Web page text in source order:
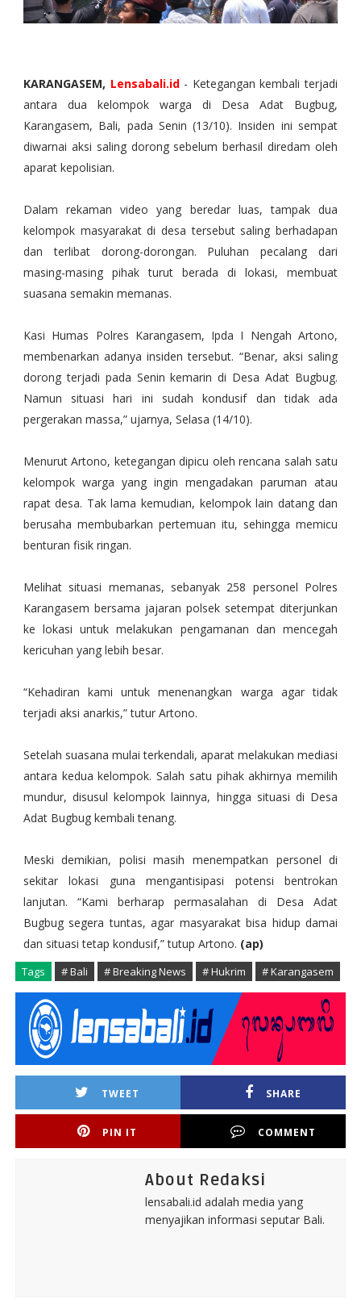
KARANGASEM, Lensabali.id- Ketegangan kembali terjadi
antara dua kelompok warga di Desa Adat Bugbug,
Karangasem, Bali, pada Senin (13/10). Insiden ini sempat
diwarnai aksi saling dorong sebelum berhasil diredam oleh
aparat kepolisian.
Dalam rekaman video yang beredar luas, tampak dua
kelompok masyarakat di desa tersebut saling berhadapan
dan terlibat dorong-dorongan. Puluhan pecalang dari
masing-masing pihak turut berada di lokasi, membuat
suasana semakin memanas.
Kasi Humas Polres Karangasem, Ipda I Nengah Artono,
membenarkan adanya insiden tersebut. “Benar, aksi saling
dorong terjadi pada Senin kemarin di Desa Adat Bugbug.
Namun situasi hari ini sudah kondusif dan tidak ada
pergerakan massa,” ujarnya, Selasa (14/10).
Menurut Artono, ketegangan dipicu oleh rencana salah satu
kelompok warga yang ingin mengadakan paruman atau
rapat desa. Tak lama kemudian, kelompok lain datang dan
berusaha membubarkan pertemuan itu, sehingga memicu
benturan fisik ringan.
Melihat situasi memanas, sebanyak 258 personel Polres
Karangasem bersama jajaran polsek setempat diterjunkan
ke lokasi untuk melakukan pengamanan dan mencegah
kericuhan yang lebih besar.
“Kehadiran kami untuk menenangkan warga agar tidak
terjadi aksi anarkis,” tutur Artono.
Setelah suasana mulai terkendali, aparat melakukan mediasi
antara kedua kelompok. Salah satu pihak akhirnya memilih
mundur, disusul kelompok lainnya, hingga situasi di Desa
Adat Bugbug kembali tenang.
Meski demikian, polisi masih menempatkan personel di
sekitar lokasi guna mengantisipasi potensi bentrokan
lanjutan. “Kami berharap permasalahan di Desa Adat
Bugbug segera tuntas, agar masyarakat bisa hidup damai
dan situasi tetap kondusif,” tutup Artono. (ap)
Tags # Bali # Breaking News # Hukrim # Karangasem
TWEET SHARE
PIN IT COMMENT
About Redaksi
lensabali.id adalah media yang
menyajikan informasi seputar Bali.